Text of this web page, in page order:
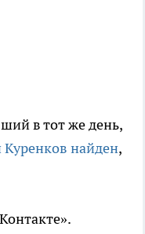
в тот же день,
найден,